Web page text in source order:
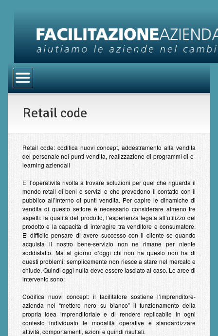
Servizi di Consulenza
Retail code
Processi di Fidelizzazione
Family Business Unit
Blog
Contatti
Nota Legale
Retail code
Retail code: codifica nuovi concept, addestramento alla vendita
del personale nei punti vendita, realizzazione di programmi di e-
learning aziendali
E’ l’operatività rivolta a trovare soluzioni per quel che riguarda il
mondo retail di beni o servizi e che prevedono il contatto con il
pubblico all’interno di punti vendita. Per capire le dinamiche di
vendita di questo settore è necessario considerare almeno tre
aspetti: la qualità del prodotto, l’esperienza legata all’utilizzo del
prodotto e la capacità di interagire tra venditore e consumatore.
E’ difficile pensare di avere successo con il cliente se quando
acquista il nostro bene-servizio non ne rimane per niente
soddisfatto. Ma al giorno d’oggi chi non ha questo non ha di
questi problemi: semplicemente non riesce a stare nel mercato e
chiude. Quindi oggi nulla deve essere lasciato al caso. Le aree di
intervento sono:
Codifica nuovi concept: il facilitatore sostiene l’imprenditore-
azienda nel “mettere nero su bianco” il funzionamento della
propria idea imprenditoriale e di rendere replicabile in ogni
contesto individuato le modalità operative e standardizzare
attività, comportamenti, azioni e quindi risultati.